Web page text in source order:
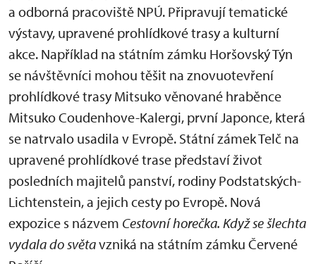
a odborná pracoviště NPÚ. Připravují tematické
výstavy, upravené prohlídkové trasy a kulturní
akce. Například na státním zámku Horšovský Týn
se návštěvníci mohou těšit na znovuotevření
prohlídkové trasy Mitsuko věnované hraběnce
Mitsuko Coudenhove-Kalergi, první Japonce, která
se natrvalo usadila v Evropě. Státní zámek Telč na
upravené prohlídkové trase představí život
posledních majitelů panství, rodiny Podstatských-
Lichtenstein, a jejich cesty po Evropě. Nová
expozice s názvem Cestovní horečka. Když se šlechta
vydala do světavzniká na státním zámku Červené